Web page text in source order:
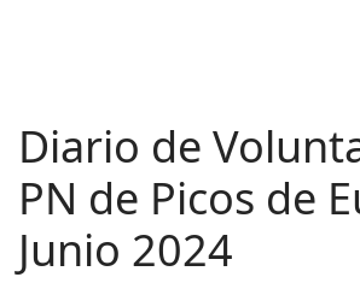
Diario de
PN de Picos de
Junio 2024